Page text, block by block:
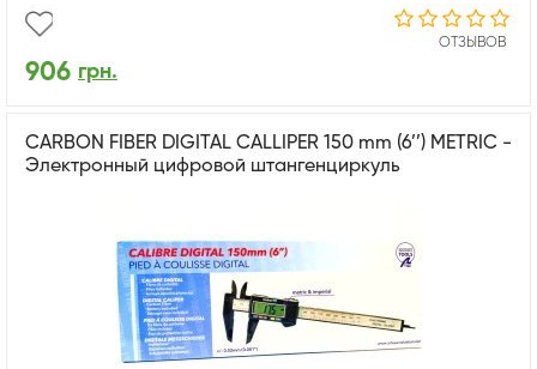
ОТЗЫВОВ
906 грн.
CARBON FIBER DIGITAL CALLIPER 150 mm (6’’) METRIC -
Электронный цифровой штангенциркуль